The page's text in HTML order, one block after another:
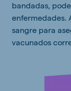
bandadas,
enfermedades.
sangre para
vacunados